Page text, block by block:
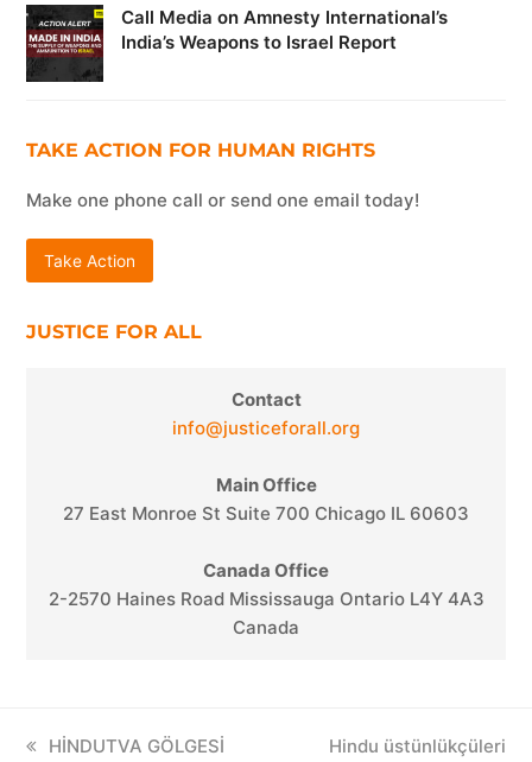
Call Media on Amnesty International’s
India’s Weapons to Israel Report
TAKE ACTION FOR HUMAN RIGHTS
Make one phone call or send one email today!
Take Action
JUSTICE FOR ALL
Contact
info@justiceforall.org
Main Office
27 East Monroe St Suite 700 Chicago IL 60603
Canada Office
2-2570 Haines Road Mississauga Ontario L4Y 4A3
Canada
previous
HİNDUTVA GÖLGESİ
next
Hindu üstünlükçüleri